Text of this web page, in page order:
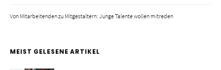
Von Mitarbeitenden zu Mitgestaltern: Junge Talente wollen mitreden
MEIST GELESENE ARTIKEL